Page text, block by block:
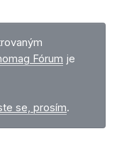
Fórum je
se, prosím.